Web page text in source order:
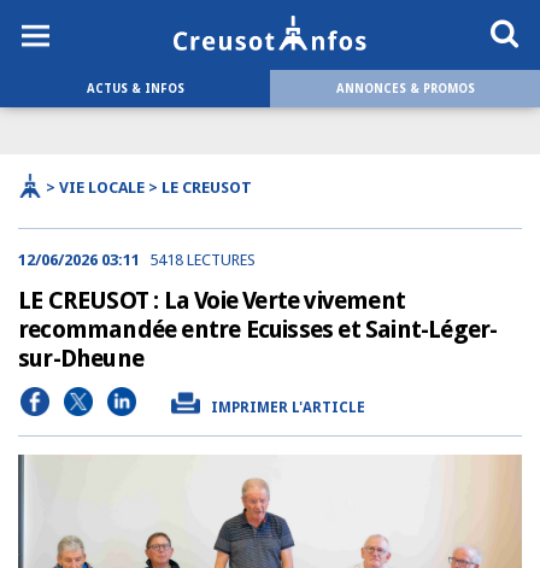
ACTUS & INFOS ANNONCES & PROMOS
> VIE LOCALE > LE CREUSOT
12/06/2026 03:11 5418 LECTURES
LE CREUSOT : La Voie Verte vivement
recommandée entre Ecuisses et Saint-Léger-
sur-Dheune
IMPRIMER L'ARTICLE